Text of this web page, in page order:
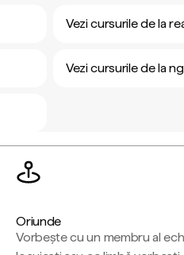
Vezi cursurile de la
Vezi cursurile de la
Oriunde
Vorbește cu un membru al